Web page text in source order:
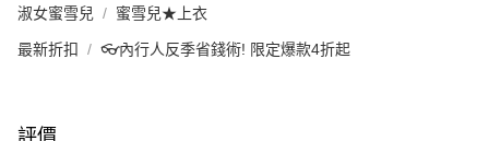
淑女蜜雪兒 蜜雪兒★上衣
最新折扣 👓內行人反季省錢術! 限定爆款4折起